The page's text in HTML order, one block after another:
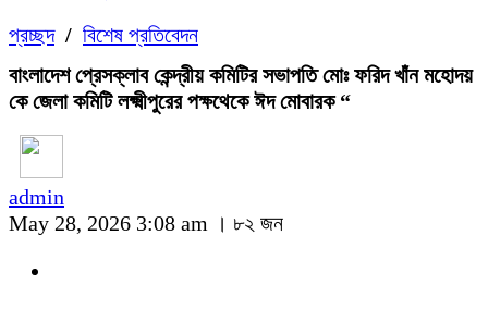
প্রচ্ছদ/ বিশেষ প্রতিবেদন
বাংলাদেশ প্রেসক্লাব কেন্দ্রীয় কমিটির সভাপতি মোঃ ফরিদ খাঁন মহোদয়
কে জেলা কমিটি লক্ষ্মীপুরের পক্ষথেকে ঈদ মোবারক “
admin
May 28, 2026 3:08 am । ৮২ জন